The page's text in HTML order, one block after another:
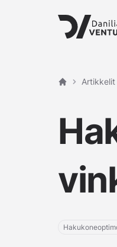
Etusivu
Artikkelit